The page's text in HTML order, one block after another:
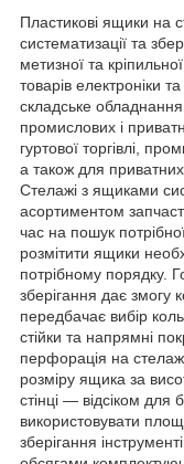
Пластикові ящики на
систематизації та
метизної та
товарів електроніки
складське
промислових і
гуртової торгівлі,
а також для
Стелажі з ящиками
асортиментом
час на пошук
розмітити ящики
потрібному порядку.
зберігання дає змогу
передбачає вибір
стійки та напрямні
перфорація на
розміру ящика за
стінці — відсіком
використовувати
зберігання